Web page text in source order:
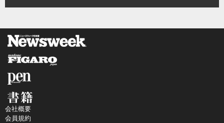
会社概要
会員規約